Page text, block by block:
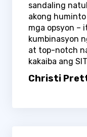
sandaling
akong
mga opsyon –
kumbinasyon
at top-notch
kakaiba ang
Christi